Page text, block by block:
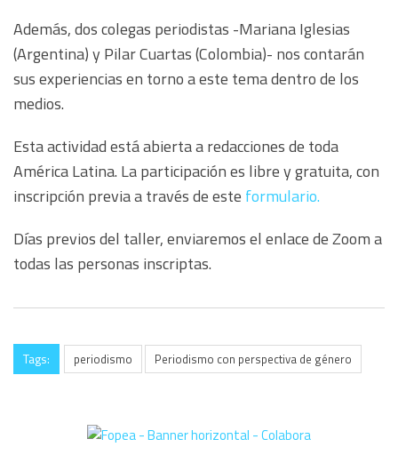
Además, dos colegas periodistas -Mariana Iglesias
(Argentina) y Pilar Cuartas (Colombia)- nos contarán
sus experiencias en torno a este tema dentro de los
medios.
Esta actividad está abierta a redacciones de toda
América Latina. La participación es libre y gratuita, con
inscripción previa a través de este formulario.
Días previos del taller, enviaremos el enlace de Zoom a
todas las personas inscriptas.
Tags: periodismo Periodismo con perspectiva de género